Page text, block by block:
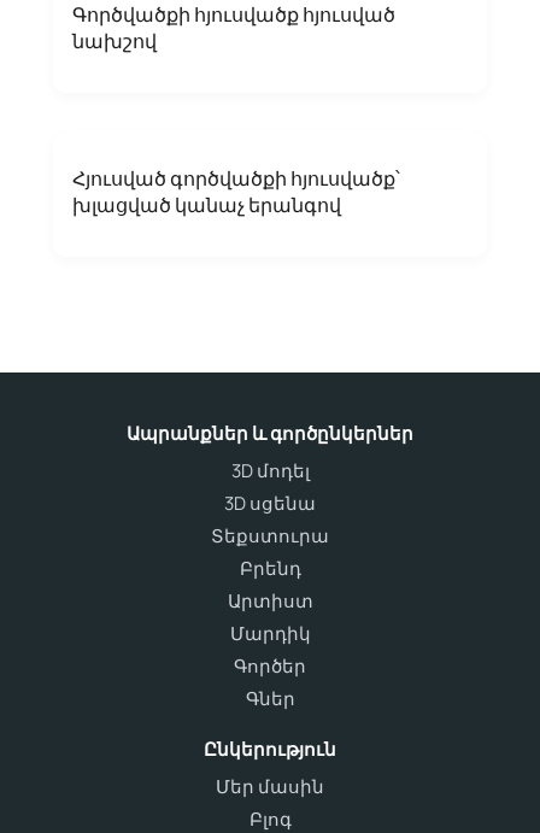
Գործվածքի հյուսվածք հյուսված
նախշով
Հյուսված գործվածքի հյուսվածք՝
խլացված կանաչ երանգով
Ապրանքներ և գործընկերներ
3D մոդել
3D սցենա
Տեքստուրա
Բրենդ
Արտիստ
Մարդիկ
Գործեր
Գներ
Ընկերություն
Մեր մասին
Բլոգ